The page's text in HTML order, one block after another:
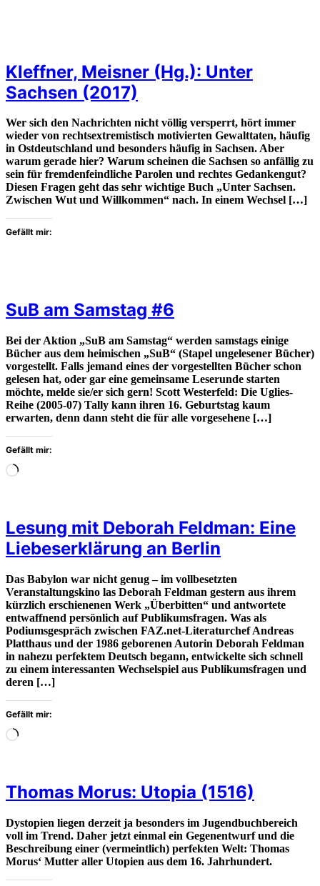
Kleffner, Meisner (Hg.): Unter
Sachsen (2017)
Wer sich den Nachrichten nicht völlig versperrt, hört immer
wieder von rechtsextremistisch motivierten Gewalttaten, häufig
in Ostdeutschland und besonders häufig in Sachsen. Aber
warum gerade hier? Warum scheinen die Sachsen so anfällig zu
sein für fremdenfeindliche Parolen und rechtes Gedankengut?
Diesen Fragen geht das sehr wichtige Buch „Unter Sachsen.
Zwischen Wut und Willkommen“ nach. In einem Wechsel […]
Gefällt mir:
SuB am Samstag #6
Bei der Aktion „SuB am Samstag“ werden samstags einige
Bücher aus dem heimischen „SuB“ (Stapel ungelesener Bücher)
vorgestellt. Falls jemand eines der vorgestellten Bücher schon
gelesen hat, oder gar eine gemeinsame Leserunde starten
möchte, melde sie/er sich gern! Scott Westerfeld: Die Uglies-
Reihe (2005-07) Tally kann ihren 16. Geburtstag kaum
erwarten, denn dann steht die für alle vorgesehene […]
Gefällt mir:
Wird
Lesung mit Deborah Feldman: Eine
Liebeserklärung an Berlin
Das Babylon war nicht genug – im vollbesetzten
Veranstaltungskino las Deborah Feldman gestern aus ihrem
kürzlich erschienenen Werk „Überbitten“ und antwortete
entwaffnend persönlich auf Publikumsfragen. Was als
Podiumsgespräch zwischen FAZ.net-Literaturchef Andreas
Platthaus und der 1986 geborenen Autorin Deborah Feldman
in nahezu perfektem Deutsch begann, entwickelte sich schnell
zu einem interessanten Wechselspiel aus Publikumsfragen und
deren […]
Gefällt mir:
Wird
Thomas Morus: Utopia (1516)
Dystopien liegen derzeit ja besonders im Jugendbuchbereich
voll im Trend. Daher jetzt einmal ein Gegenentwurf und die
Beschreibung einer (vermeintlich) perfekten Welt: Thomas
Morus‘ Mutter aller Utopien aus dem 16. Jahrhundert.